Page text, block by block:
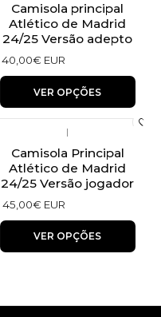
Camisola principal
Atlético de Madrid
24/25 Versão adepto
40,00€ EUR
VER OPÇÕES
|
Camisola Principal
Atlético de Madrid
24/25 Versão jogador
45,00€ EUR
VER OPÇÕES